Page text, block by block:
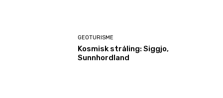
GEOTURISME
Kosmisk stråling: Siggjo,
Sunnhordland